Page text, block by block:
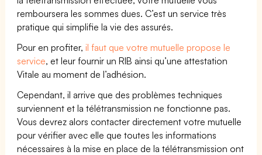
remboursera les sommes dues. C’est un service très
pratique qui simplifie la vie des assurés.
Pour en profiter,il faut que votre mutuelle propose le
service, et leur fournir un RIB ainsi qu’une attestation
Vitale au moment de l’adhésion.
Cependant, il arrive que des problèmes techniques
surviennent et la télétransmission ne fonctionne pas.
Vous devrez alors contacter directement votre mutuelle
pour vérifier avec elle que toutes les informations
nécessaires à la mise en place de la télétransmission ont